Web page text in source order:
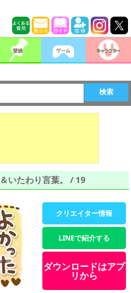
検索
いたわり言葉。 / 19
クリエイター情報
LINEで紹介する
ダウンロードはアプ
リから